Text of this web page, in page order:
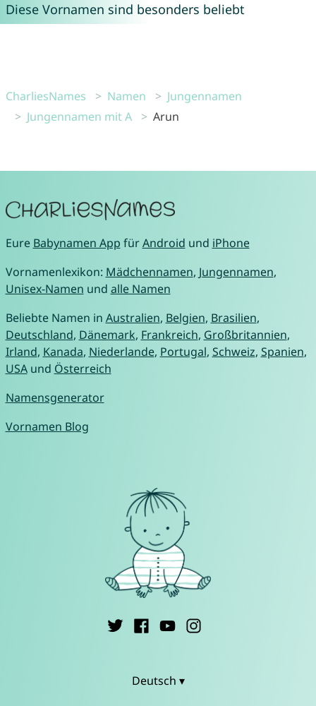
Diese Vornamen sind besonders beliebt
CharliesNames Namen
Jungennamen
Jungennamen mit A
Arun
Eure Babynamen App fürAndroid und iPhone
Vornamenlexikon: Mädchennamen, Jungennamen,
Unisex-Namen und alle Namen
Beliebte Namen in Australien, Belgien, Brasilien,
Deutschland, Dänemark, Frankreich, Großbritannien,
Irland, Kanada, Niederlande, Portugal, Schweiz, Spanien,
USAund Österreich
Namensgenerator
Vornamen Blog
Deutsch ▾